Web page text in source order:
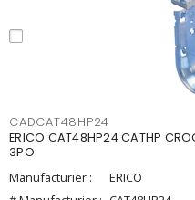
CADCAT48HP24
ERICO CAT48HP24 CATHP
3PO
Manufacturier :
ERICO